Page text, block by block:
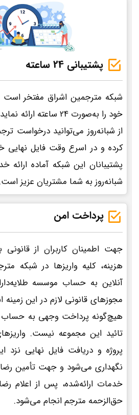
پشتیبانی 24 ساعته
شبکه مترجمین اشراق مفتخر
خود را به‌صورت 24 ساعته
از شبانه‌روز می‌توانید درخواست
کرده و در اسرع وقت فایل نهایی
پشتیبانان این شبکه آماده
شبانه‌روز به شما مشتریان عزیز است.
پرداخت امن
جهت اطمینان کاربران از
هزینه، کلیه واریزها در شبکه
آنلاین به حساب موسسه
مجوزهای قانونی لازم در این
هیچ‌گونه پرداخت وجهی به
تائید این مجموعه نیست.
پروژه و دریافت فایل نهایی
نگهداری می‌شود و جهت تأمین
خدمات ارائه‌شده، پس از اعلام
حق‌الزحمه مترجم انجام می‌شود.